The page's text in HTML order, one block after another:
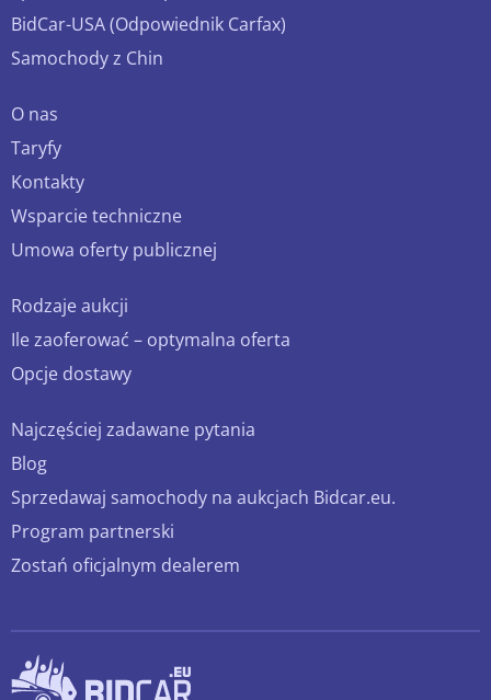
BidCar-USA (Odpowiednik Carfax)
Samochody z Chin
O nas
Taryfy
Kontakty
Wsparcie techniczne
Umowa oferty publicznej
Rodzaje aukcji
Ile zaoferować – optymalna oferta
Opcje dostawy
Najczęściej zadawane pytania
Blog
Sprzedawaj samochody na aukcjach Bidcar.eu.
Program partnerski
Zostań oficjalnym dealerem